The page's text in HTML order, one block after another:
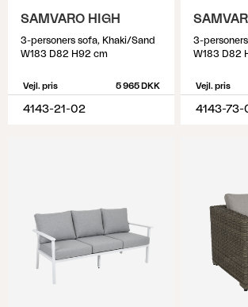
SAMVARO HIGH
3-personers sofa, Khaki/Sand
W183 D82 H92 cm
Vejl. pris 5 965 DKK
4143-21-02
W183 D82
Vejl. pris
4143-73-